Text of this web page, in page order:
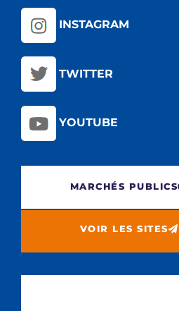
INSTAGRAM
TWITTER
YOUTUBE
MARCHÉS PUBLICS
VOIR LES SITES